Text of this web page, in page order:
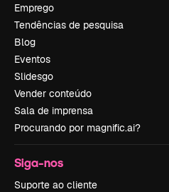
Emprego
Tendências de pesquisa
Blog
Eventos
Slidesgo
Vender conteúdo
Sala de imprensa
Procurando por magnific.ai?
Siga-nos
Suporte ao cliente